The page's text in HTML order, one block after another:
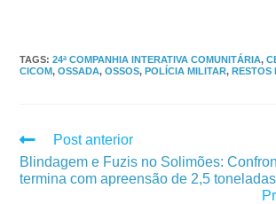
TAGS:24ª COMPANHIA INTERATIVA COMUNITÁRIA,
CICOM, OSSADA, OSSOS, POLÍCIA MILITAR, RESTOS
Post anterior
Blindagem e Fuzis no Solimões:
termina com apreensão de 2,5